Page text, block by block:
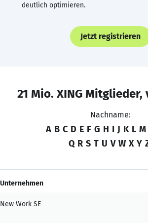
deutlich optimieren.
Jetzt registrieren
21 Mio. XING Mitglieder,
Nachname:
A B C D E F G H I J K L M
Q R S T U V W X Y
Unternehmen
New Work SE